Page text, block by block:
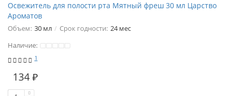
Освежитель для полости рта Мятный фреш 30 мл Царство
Ароматов
Объем: 30 мл Срок годности: 24 мес
Наличие:
1
134 ₽